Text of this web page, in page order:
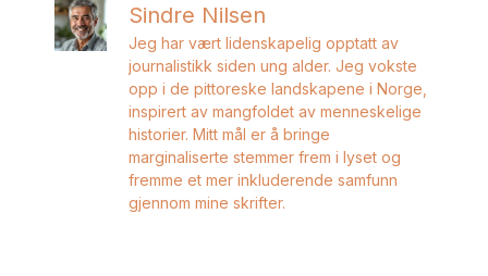
Sindre Nilsen
Jeg har vært lidenskapelig opptatt av
journalistikk siden ung alder. Jeg vokste
opp i de pittoreske landskapene i Norge,
inspirert av mangfoldet av menneskelige
historier. Mitt mål er å bringe
marginaliserte stemmer frem i lyset og
fremme et mer inkluderende samfunn
gjennom mine skrifter.